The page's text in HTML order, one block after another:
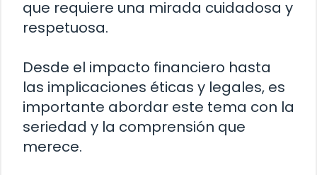
que requiere una mirada cuidadosa y
respetuosa.
Desde el impacto financiero hasta
las implicaciones éticas y legales, es
importante abordar este tema con la
seriedad y la comprensión que
merece.